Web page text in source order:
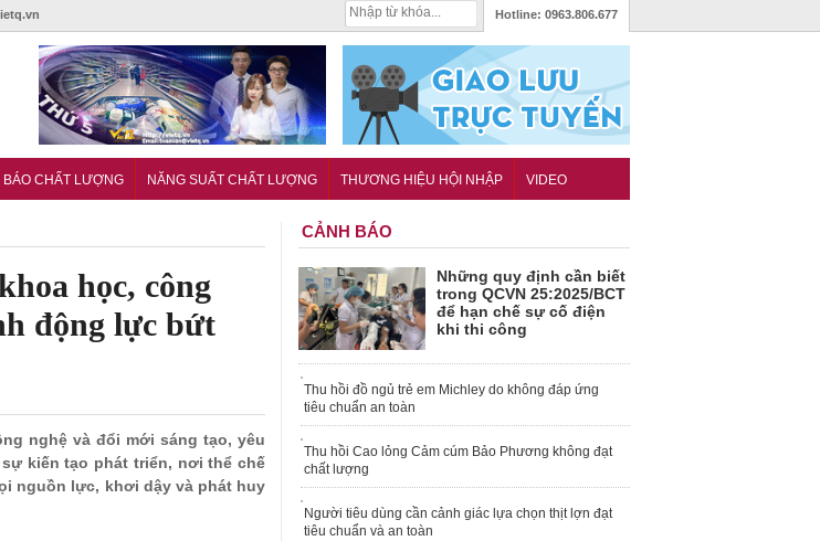
Hotline: 0963.806.677
BÁO CHẤT LƯỢNG NĂNG SUẤT CHẤT LƯỢNG THƯƠNG HIỆU HỘI NHẬP VIDEO
học, công
động lực bứt
nghệ và đổi mới sáng tạo, yêu
kiến tạo phát triển, nơi thể chế
nguồn lực, khơi dậy và phát huy
CẢNH BÁO
Những quy định cần biết
trong QCVN 25:2025/BCT
để hạn chế sự cố điện
khi thi công
Thu hồi đồ ngủ trẻ em Michley do không đáp ứng
tiêu chuẩn an toàn
Thu hồi Cao lỏng Cảm cúm Bảo Phương không đạt
chất lượng
Người tiêu dùng cần cảnh giác lựa chọn thịt lợn đạt
tiêu chuẩn và an toàn